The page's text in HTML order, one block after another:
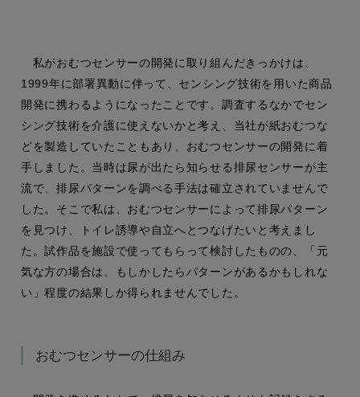
私がおむつセンサーの開発に取り組んだきっかけは、
1999年に部署異動に伴って、センシング技術を用いた商品
開発に携わるようになったことです。調査するなかでセン
シング技術を介護に使えないかと考え、当社が紙おむつな
どを製造していたこともあり、おむつセンサーの開発に着
手しました。当時は尿が出たら知らせる排尿センサーが主
流で、排尿パターンを調べる手法は確立されていませんで
した。そこで私は、おむつセンサーによって排尿パターン
を見つけ、トイレ誘導や自立へとつなげたいと考えまし
た。試作品を施設で使ってもらって検討したものの、「元
気な方の場合は、もしかしたらパターンがあるかもしれな
い」程度の結果しか得られませんでした。
おむつセンサーの仕組み